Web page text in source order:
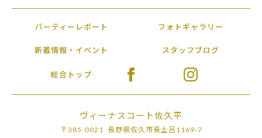
パーティーレポート フォトギャラリー
新着情報・イベント スタッフブログ
総合トップ
ヴィーナスコート佐久平
〒385-0021 長野県佐久市長土呂1169-7